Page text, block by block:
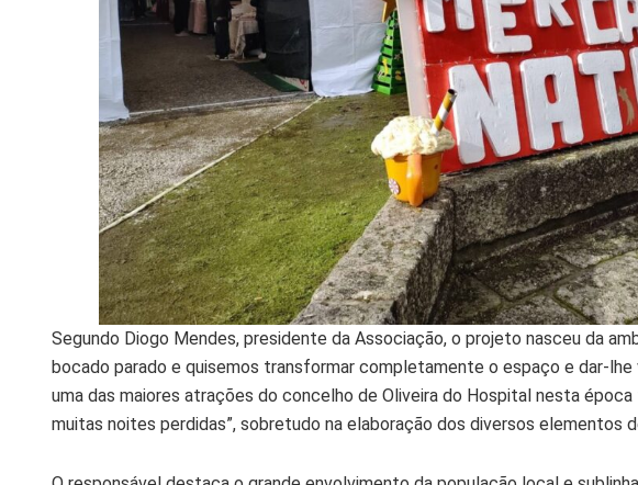
Segundo Diogo Mendes, presidente da Associação, o projeto nasceu da
bocado parado e quisemos transformar completamente o espaço e dar-lhe
uma das maiores atrações do concelho de Oliveira do Hospital nesta
muitas noites perdidas”, sobretudo na elaboração dos diversos elementos